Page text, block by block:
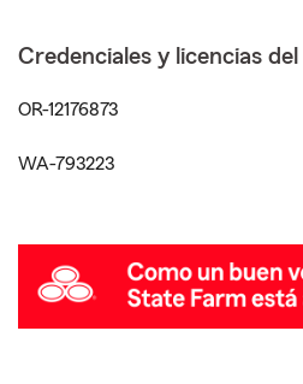
Credenciales y licencias
OR-12176873
WA-793223